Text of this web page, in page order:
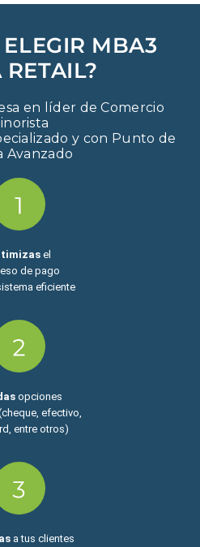
MBA3
RETAIL?
en líder de Comercio
y con Punto de
Avanzado
el
de pago
eficiente
opciones
efectivo,
entre otros)
a tus clientes